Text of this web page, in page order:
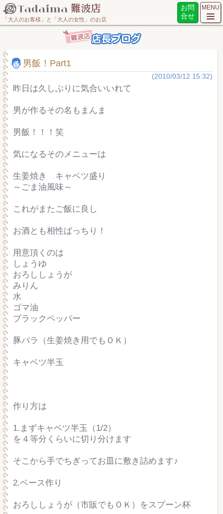
「大人のお客様」と「大人の女性」のお店
お問
合せ
MENU
男飯！Part1
(2010/03/12 15:32)
昨日は久しぶりに気合いいれて
男が作るその名もまんま
男飯！！！笑
気になるそのメニューは
生姜焼き キャベツ盛り
～ごま油風味～
これがまたご飯に良し
お酒とも相性ばっちり！
用意頂くのは
しょうゆ
おろししょうが
みりん
水
ゴマ油
ブラックペッパー
豚バラ（生姜焼き用でもＯＫ）
キャベツ半玉
作り方は
1.まずキャベツ半玉（1/2）
を４等分くらいに切り分けます
そこから手でちぎってお皿に敷き詰めます♪
2.ベース作り
おろししょうが（市販でもＯＫ）をスプーン杯